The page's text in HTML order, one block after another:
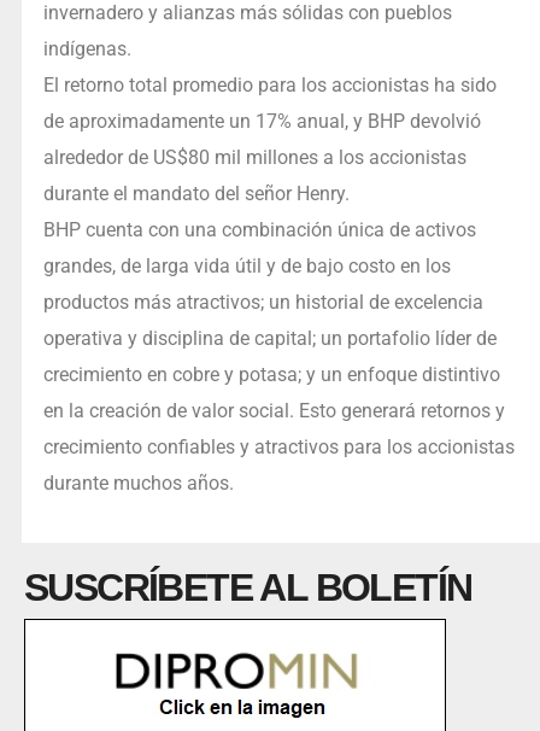
invernadero y alianzas más sólidas con pueblos
indígenas.
El retorno total promedio para los accionistas ha sido
de aproximadamente un 17% anual, y BHP devolvió
alrededor de US$80 mil millones a los accionistas
durante el mandato del señor Henry.
BHP cuenta con una combinación única de activos
grandes, de larga vida útil y de bajo costo en los
productos más atractivos; un historial de excelencia
operativa y disciplina de capital; un portafolio líder de
crecimiento en cobre y potasa; y un enfoque distintivo
en la creación de valor social. Esto generará retornos y
crecimiento confiables y atractivos para los accionistas
durante muchos años.
SUSCRÍBETE AL BOLETÍN